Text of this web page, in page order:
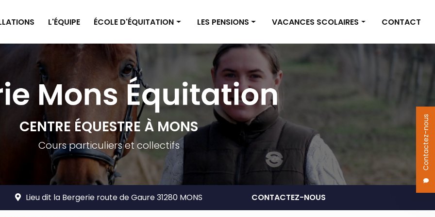
Contactez-nous
L'ÉQUIPE ÉCOLE D'ÉQUITATION
Enseignement poney
Enseignement cheval
Planning
Tarifs
LES PENSIONS
Pension box
Pension pré
Tarif des pensions
VACANCES SCOLAIRES
Actualités
CONTACT
CENTRE ÉQUESTRE À MONS
Cours particuliers et collectifs
Lieu dit la Bergerie route de Gaure 31280 MONS CONTACTEZ-NOUS